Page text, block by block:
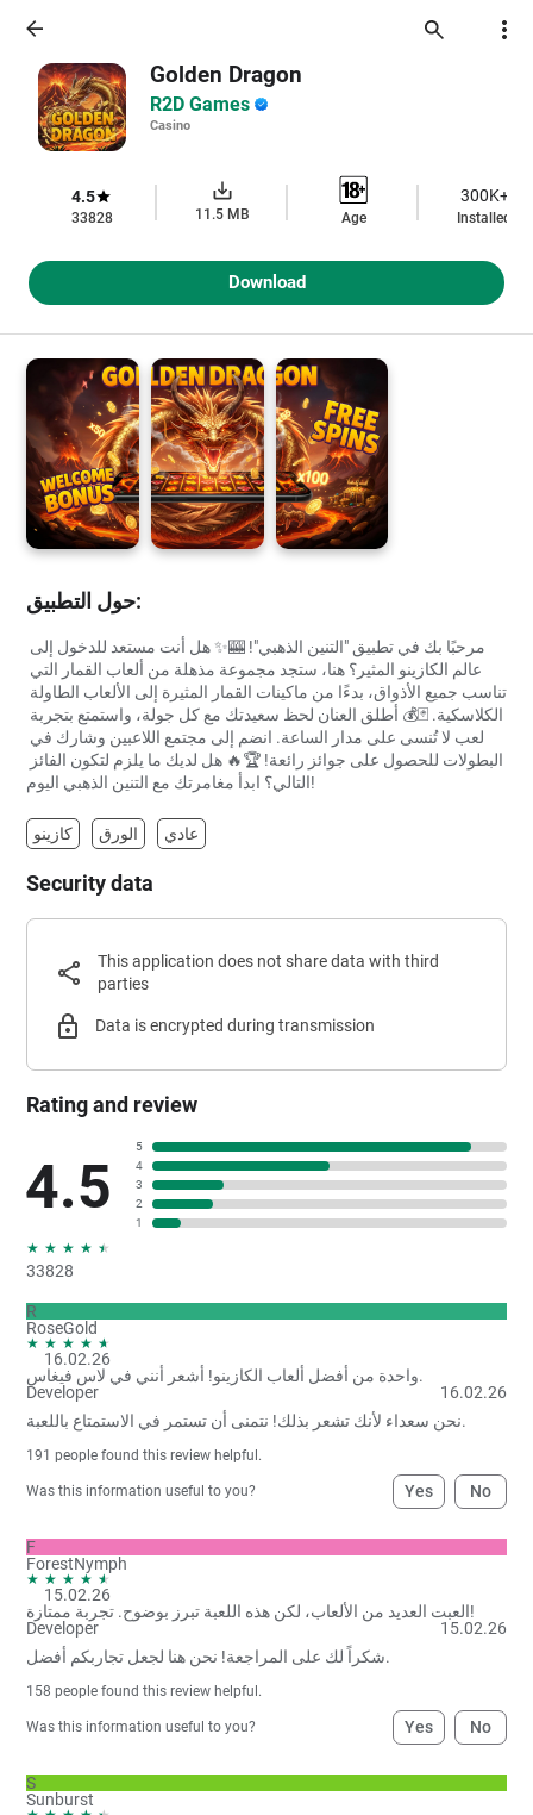
Golden Dragon
R2D Games
Casino
4.5
33828 11.5 MB Age
300K+
Installed
Download
حول التطبيق:
التالي؟ ابدأ مغامرتك مع التنين الذهبي اليوم!
كازينو الورق عادي
Security data
This application does not share data with third
parties
Data is encrypted during transmission
Rating and review
4.5
5
4
3
2
1
33828
R
RoseGold
16.02.26
واحدة من أفضل ألعاب الكازينو! أشعر أنني في لاس فيغاس.
Developer
16.02.26
نحن سعداء لأنك تشعر بذلك! نتمنى أن تستمر في الاستمتاع باللعبة.
191 people found this review helpful.
Was this information useful to you? Yes No
F
ForestNymph
15.02.26
العبت العديد من الألعاب، لكن هذه اللعبة تبرز بوضوح. تجربة ممتازة!
Developer
15.02.26
شكراً لك على المراجعة! نحن هنا لجعل تجاربكم أفضل.
158 people found this review helpful.
Was this information useful to you? Yes No
S
Sunburst